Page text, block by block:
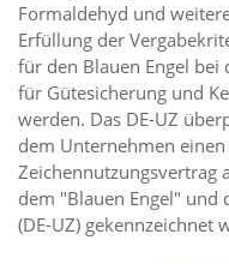
Formaldehyd und
Erfüllung der
für den Blauen Engel bei
für Gütesicherung und
werden. Das DE-UZ
dem Unternehmen
Zeichennutzungsvertrag
dem "Blauen Engel" und
(DE-UZ) gekennzeichnet